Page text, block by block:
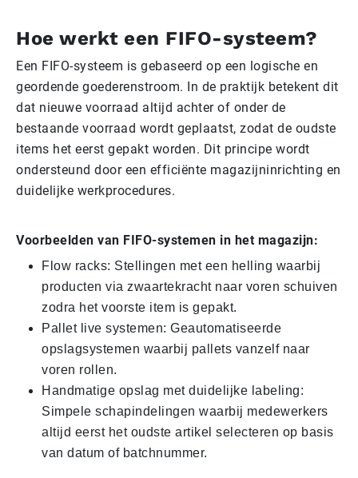
Hoe werkt een FIFO-systeem?
Een FIFO-systeem is gebaseerd op een logische en
geordende goederenstroom. In de praktijk betekent dit
dat nieuwe voorraad altijd achter of onder de
bestaande voorraad wordt geplaatst, zodat de oudste
items het eerst gepakt worden. Dit principe wordt
ondersteund door een efficiënte magazijninrichting en
duidelijke werkprocedures.
Voorbeelden van FIFO-systemen in het magazijn:
Flow racks: Stellingen met een helling waarbij
producten via zwaartekracht naar voren schuiven
zodra het voorste item is gepakt.
Pallet live systemen: Geautomatiseerde
opslagsystemen waarbij pallets vanzelf naar
voren rollen.
Handmatige opslag met duidelijke labeling:
Simpele schapindelingen waarbij medewerkers
altijd eerst het oudste artikel selecteren op basis
van datum of batchnummer.